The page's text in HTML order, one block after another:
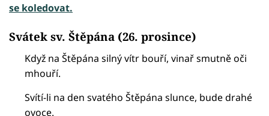
se koledovat.
Svátek sv. Štěpána (26. prosince)
Když na Štěpána silný vítr bouří, vinař smutně oči
mhouří.
Svítí-li na den svatého Štěpána slunce, bude drahé
ovoce.